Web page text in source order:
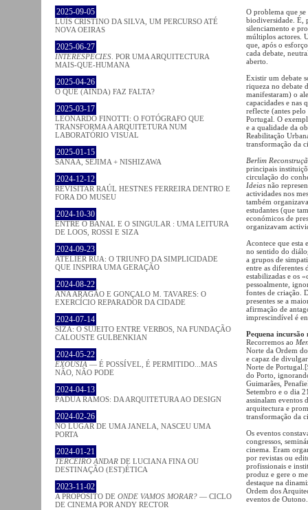
2025-09-05
LUÍS CRISTINO DA SILVA, UM PERCURSO ATÉ
NOVA OEIRAS
2025-06-27
INTERESPECIES . POR UMA ARQUITECTURA
MAIS-QUE-HUMANA
2025-04-26
O QUE (AINDA) FAZ FALTA?
2025-03-17
LEONARDO FINOTTI: O FOTÓGRAFO QUE
TRANSFORMA A ARQUITETURA NUM
LABORATÓRIO VISUAL
2025-01-15
SANAA, SEJIMA + NISHIZAWA
2024-12-12
REVISITAR RAÚL HESTNES FERREIRA DENTRO E
FORA DO MUSEU
2024-10-30
ENTRE O BANAL E O SINGULAR : UMA LEITURA
DE LOOS, ROSSI E SIZA
2024-09-23
ATELIER RUA: O TRIUNFO DA SIMPLICIDADE
QUE INSPIRA UMA GERAÇÃO
2024-08-22
ANA ARAGÃO E GONÇALO M. TAVARES: O
EXERCÍCIO REPARADOR DA CIDADE
2024-07-14
SIZA: O SUJEITO ENTRE VERBOS, NA FUNDAÇÃO
CALOUSTE GULBENKIAN
2024-05-22
EXOUSIA — É POSSÍVEL, É PERMITIDO...MAS
NÃO, NÃO PODE
2024-04-13
PÁDUA RAMOS: DA ARQUITETURA AO DESIGN
2024-02-26
NO LUGAR DE UMA JANELA, NASCEU UMA
PORTA
2024-01-21
TERCEIRO ANDAR DE LUCIANA FINA OU
DESTINAÇÃO (EST)ÉTICA
2023-11-02
A PROPÓSITO DE ONDE VAMOS MORAR? — CICLO
DE CINEMA POR ANDY RECTOR
O problema que se
biodiversidade. É,
silenciamento e
múltiplos actores.
que, após o
cada debate,
aberto.
Existir um debate
riqueza no debate
manifestaram) o
capacidades e nas
reflecte (antes
Portugal. O
e a qualidade da
Reabilitação
transformação da
Berlim
principais
circulação do
Ideias não
actividades nos
também
estudantes (que
económicos de
organizavam
Acontece que esta
no sentido do
a grupos de
entre as diferentes
estabilizadas e os
pessoalmente,
fontes de criação.
presentes se a
afirmação de
imprescindível é
Pequena
Recorremos ao
Norte da Ordem
e capaz de
Norte de
do Porto,
Guimarães,
Setembro e o dia
assinalam eventos
arquitectura e
transformação da
Os eventos
congressos,
cinema. Eram
por revistas ou
profissionais e
produz e gere o
destaque na
Ordem dos
eventos de Outono.